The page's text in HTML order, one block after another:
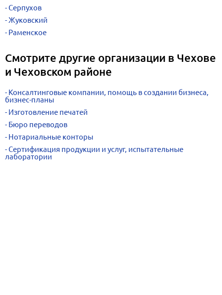
Серпухов
Жуковский
Раменское
Смотрите другие организации в Чехове
и Чеховском районе
Консалтинговые компании, помощь в создании бизнеса,
бизнес-планы
Изготовление печатей
Бюро переводов
Нотариальные конторы
Сертификация продукции и услуг, испытательные
лаборатории